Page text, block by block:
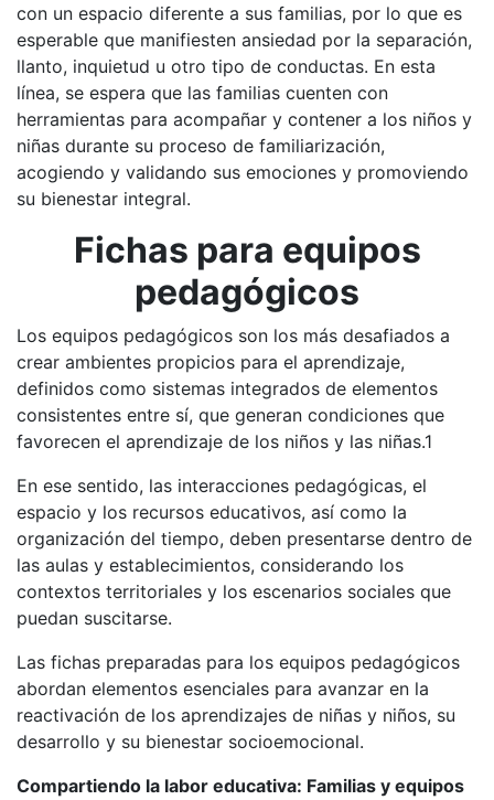
con un espacio diferente a sus familias, por lo que es
esperable que manifiesten ansiedad por la separación,
llanto, inquietud u otro tipo de conductas. En esta
línea, se espera que las familias cuenten con
herramientas para acompañar y contener a los niños y
niñas durante su proceso de familiarización,
acogiendo y validando sus emociones y promoviendo
su bienestar integral.
Fichas para equipos
pedagógicos
Los equipos pedagógicos son los más desafiados a
crear ambientes propicios para el aprendizaje,
definidos como sistemas integrados de elementos
consistentes entre sí, que generan condiciones que
favorecen el aprendizaje de los niños y las niñas.1
En ese sentido, las interacciones pedagógicas, el
espacio y los recursos educativos, así como la
organización del tiempo, deben presentarse dentro de
las aulas y establecimientos, considerando los
contextos territoriales y los escenarios sociales que
puedan suscitarse.
Las fichas preparadas para los equipos pedagógicos
abordan elementos esenciales para avanzar en la
reactivación de los aprendizajes de niñas y niños, su
desarrollo y su bienestar socioemocional.
Compartiendo la labor educativa: Familias y equipos